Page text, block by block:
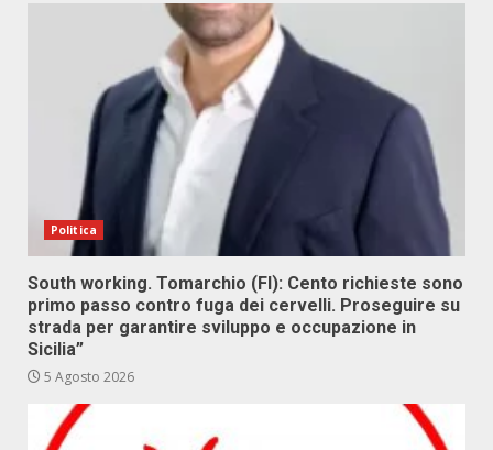
Politica
South working. Tomarchio (FI): Cento richieste sono
primo passo contro fuga dei cervelli. Proseguire su
strada per garantire sviluppo e occupazione in
Sicilia”
5 Agosto 2026